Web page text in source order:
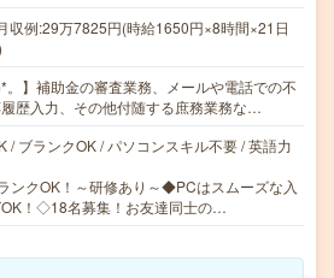
収例:29万7825円(時給1650円×8時間×21日
*。】補助金の審査業務、メールや電話での不
歴入力、その他付随する庶務業務な…
/ ブランクOK / パソコンスキル不要 / 英語力
ンクOK！～研修あり～◆PCはスムーズな入
OK！◇18名募集！お友達同士の…